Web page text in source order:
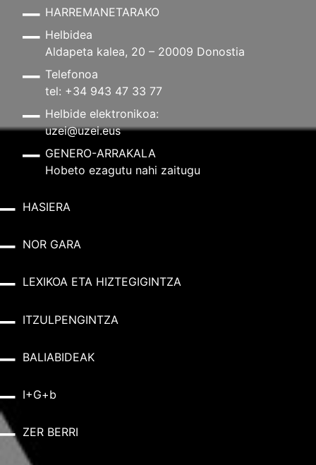
HARREMANETARAKO
Helbidea
Aldapeta kalea, 20 – 20009 Donostia
Telefonoa
tel: +34 943 47 33 77
Helbide elektronikoa:
uzei@uzei.eus
GENERO-ARRAKALA
Hobeto ezagutu nahi zaitugu
HASIERA
NOR GARA
LEXIKOA ETA HIZTEGIGINTZA
ITZULPENGINTZA
BALIABIDEAK
I+G+b
ZER BERRI